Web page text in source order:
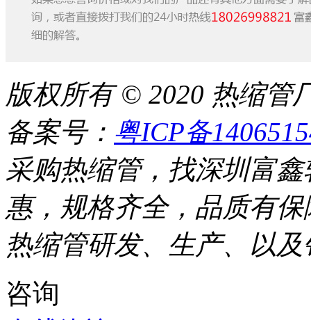
版权所有 © 2020 热缩管
备案号： 粤ICP备
采购热缩管，找深圳富
惠，规格齐全，品质有保
热缩管研发、生产、以
咨询